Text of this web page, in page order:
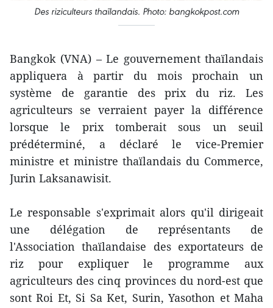
Des riziculteurs thaïlandais. Photo: bangkokpost.com
Bangkok (VNA) – Le gouvernement thaïlandais
appliquera à partir du mois prochain un
système de garantie des prix du riz. Les
agriculteurs se verraient payer la différence
lorsque le prix tomberait sous un seuil
prédéterminé, a déclaré le vice-Premier
ministre et ministre thaïlandais du Commerce,
Jurin Laksanawisit.
Le responsable s'exprimait alors qu'il dirigeait
une délégation de représentants de
l'Association thaïlandaise des exportateurs de
riz pour expliquer le programme aux
agriculteurs des cinq provinces du nord-est que
sont Roi Et, Si Sa Ket, Surin, Yasothon et Maha